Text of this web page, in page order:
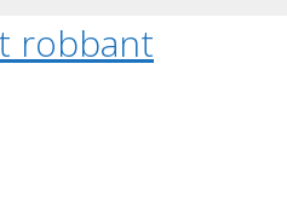
robbant